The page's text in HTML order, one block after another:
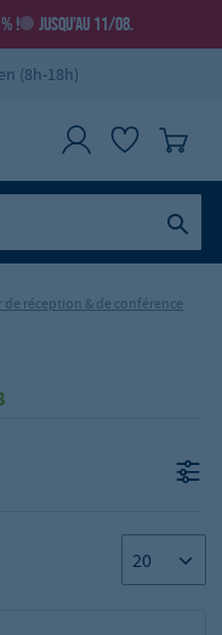
! JUSQU’AU 11/08.
(8h-18h)
de réception & de conférence